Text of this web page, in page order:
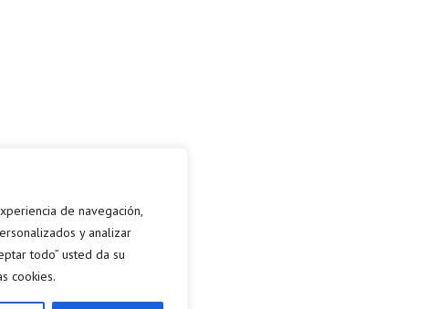
de navegación,
y analizar
todo” usted da su
cookies.